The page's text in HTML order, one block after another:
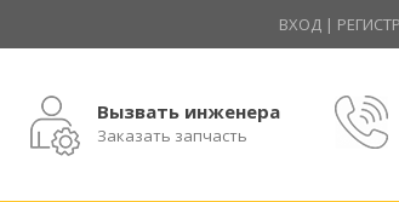
ВХОД |
Вызвать инженера
Заказать запчасть